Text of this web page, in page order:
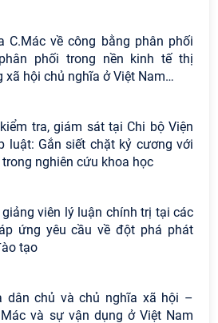
C.Mác về công bằng phân phối
phối trong nền kinh tế thị
hội chủ nghĩa ở Việt Nam…
tra, giám sát tại Chi bộ Viện
luật: Gắn siết chặt kỷ cương với
nghiên cứu khoa học
viên lý luận chính trị tại các
ứng yêu cầu về đột phá phát
tạo
dân chủ và chủ nghĩa xã hội –
và sự vận dụng ở Việt Nam
xã hội Việt
giải khuyến
luận bảo vệ
Đảng năm
Tọa đàm
học tập, thực
phương
Minh trong
tế “Không